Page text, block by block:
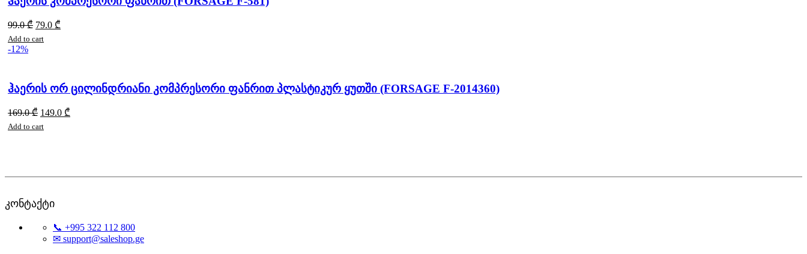
99.0₾ 79.0 ₾
Add to cart
-12%
ჰაერის ორ ცილინდრიანი კომპრესორი ფანრით პლასტიკურ ყუთში (FORSAGE F-2014360)
169.0₾ 149.0 ₾
Add to cart
კონტაქტი
📞 +995 322 112 800
✉ support@saleshop.ge